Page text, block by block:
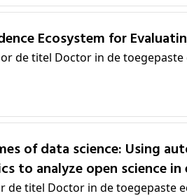
Ecosystem for
de titel Doctor in de
to analyze open science
de titel Doctor in de toegepaste